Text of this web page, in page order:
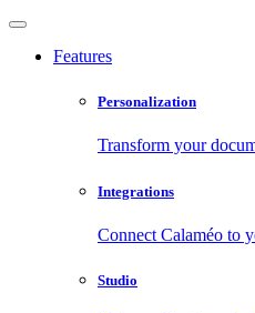
Features
Personalization
Transform your
Integrations
Connect Calaméo to
Studio